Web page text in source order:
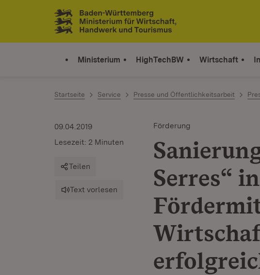
Zum Inhalt springen
Link zur Startseite
Ministerium HighTechBW Wirtschaft
Startseite Service Presse und Öffentlichkeitsarbeit
Förderung
Serres“
09.04.2019
Lesezeit: 2 Minuten
Teilen
Text vorlesen